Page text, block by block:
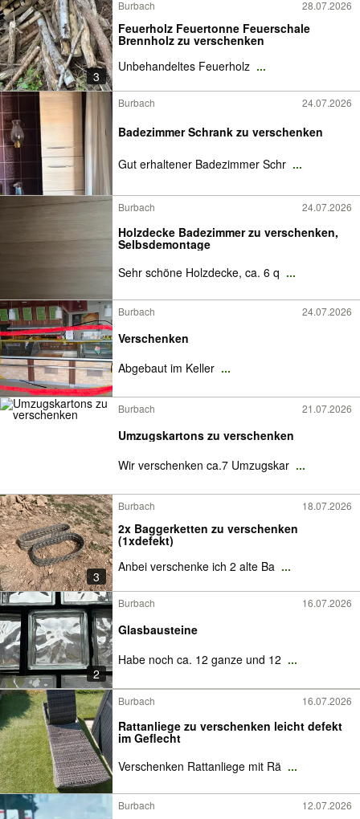
3
Burbach 28.07.2026
Feuerholz Feuertonne Feuerschale
Brennholz zu verschenken
Unbehandeltes Feuerholz ...
Burbach 24.07.2026
Badezimmer Schrank zu verschenken
Gut erhaltener Badezimmer Schr ...
Burbach 24.07.2026
Holzdecke Badezimmer zu verschenken,
Selbsdemontage
Sehr schöne Holzdecke, ca. 6 q ...
Burbach 24.07.2026
Verschenken
Abgebaut im Keller ...
Burbach 21.07.2026
Umzugskartons zu verschenken
Wir verschenken ca.7 Umzugskar ...
3
Burbach 18.07.2026
2x Baggerketten zu verschenken
(1xdefekt)
Anbei verschenke ich 2 alte Ba ...
2
Burbach 16.07.2026
Glasbausteine
Habe noch ca. 12 ganze und 12 ...
Burbach 16.07.2026
Rattanliege zu verschenken leicht defekt
im Geflecht
Verschenken Rattanliege mit Rä ...
Burbach 12.07.2026